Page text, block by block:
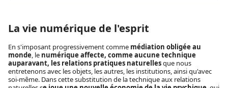
La vie numérique de l'esprit
En s'imposant progressivement comme médiation obligée au
monde, le numérique affecte, comme aucune technique
auparavant, les relations pratiques naturellesque nous
entretenons avec les objets, les autres, les institutions, ainsi qu'avec
soi-même. Dans cette substitution de la technique aux relations